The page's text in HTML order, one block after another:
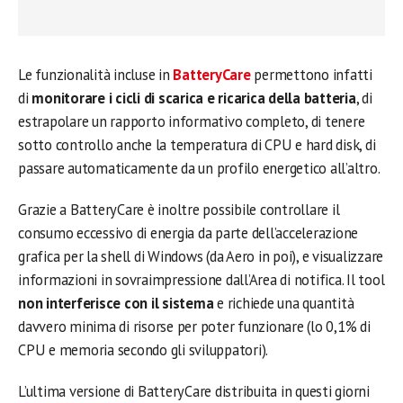
Le funzionalità incluse in BatteryCarepermettono infatti
di monitorare i cicli di scarica e ricarica della batteria, di
estrapolare un rapporto informativo completo, di tenere
sotto controllo anche la temperatura di CPU e hard disk, di
passare automaticamente da un profilo energetico all’altro.
Grazie a BatteryCare è inoltre possibile controllare il
consumo eccessivo di energia da parte dell’accelerazione
grafica per la shell di Windows (da Aero in poi), e visualizzare
informazioni in sovraimpressione dall’Area di notifica. Il tool
non interferisce con il sistemae richiede una quantità
davvero minima di risorse per poter funzionare (lo 0,1% di
CPU e memoria secondo gli sviluppatori).
L’ultima versione di BatteryCare distribuita in questi giorni